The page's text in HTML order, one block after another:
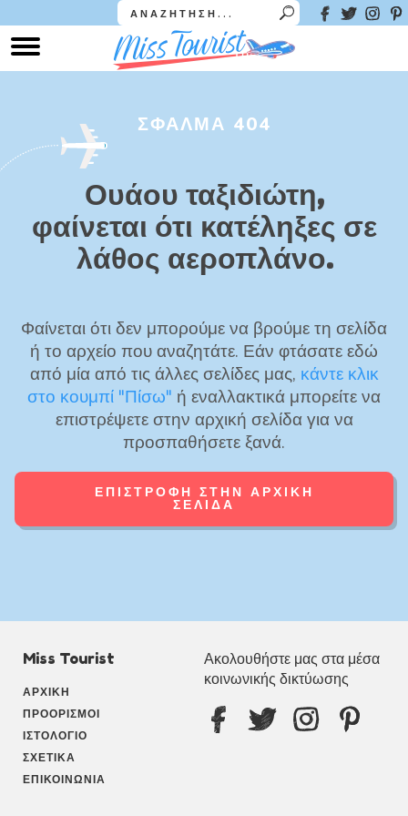
ΣΦΑΛΜΑ 404
Ουάου ταξιδιώτη,
φαίνεται ότι κατέληξες σε
λάθος αεροπλάνο.
Φαίνεται ότι δεν μπορούμε να βρούμε τη σελίδα
ή το αρχείο που αναζητάτε. Εάν φτάσατε εδώ
από μία από τις άλλες σελίδες μας, κάντε κλικ
στο κουμπί "Πίσω" ή εναλλακτικά μπορείτε να
επιστρέψετε στην αρχική σελίδα για να
προσπαθήσετε ξανά.
ΕΠΙΣΤΡΟΦΉ ΣΤΗΝ ΑΡΧΙΚΉ
ΣΕΛΊΔΑ
Miss Tourist
ΑΡΧΙΚΉ
ΠΡΟΟΡΙΣΜΟΊ
ΙΣΤΟΛΌΓΙΟ
ΣΧΕΤΙΚΆ
ΕΠΙΚΟΙΝΩΝΊΑ
Ακολουθήστε μας στα μέσα
κοινωνικής δικτύωσης